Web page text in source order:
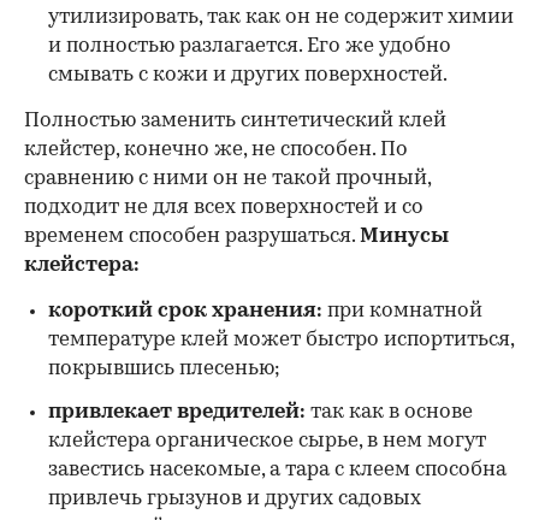
утилизировать, так как он не содержит химии
и полностью разлагается. Его же удобно
смывать с кожи и других поверхностей.
Полностью заменить синтетический клей
клейстер, конечно же, не способен. По
сравнению с ними он не такой прочный,
подходит не для всех поверхностей и со
временем способен разрушаться. Минусы
клейстера:
короткий срок хранения: при комнатной
температуре клей может быстро испортиться,
покрывшись плесенью;
привлекает вредителей: так как в основе
клейстера органическое сырье, в нем могут
завестись насекомые, а тара с клеем способна
привлечь грызунов и других садовых